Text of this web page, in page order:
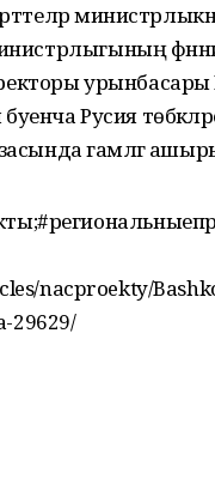
урынбасары
Русия
базасында гамәлгә
nacproekty/
29629/